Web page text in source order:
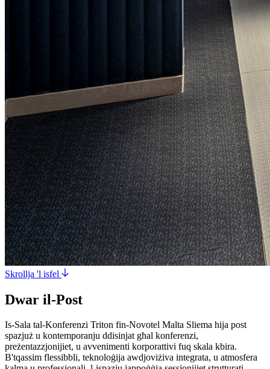
Skrollja 'l isfel
Dwar il-Post
Is-Sala tal-Konferenzi Triton fin-Novotel Malta Sliema hija post
spazjuż u kontemporanju ddisinjat għal konferenzi,
preżentazzjonijiet, u avvenimenti korporattivi fuq skala kbira.
B'tqassim flessibbli, teknoloġija awdjoviżiva integrata, u atmosfera